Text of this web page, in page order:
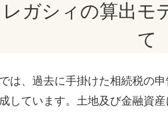
レガシィの算出モ
て
は、過去に手掛けた相続税の
しています。土地及び金融資